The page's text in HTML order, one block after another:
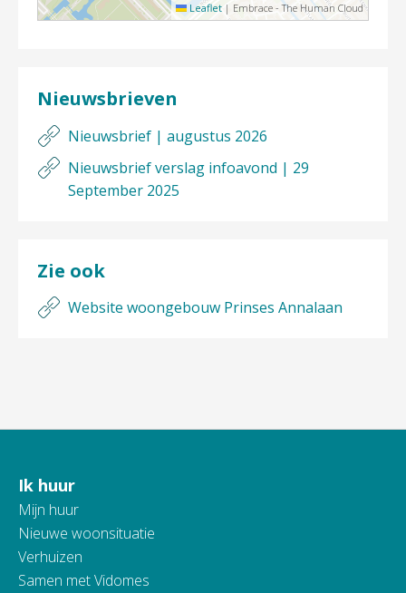
Leaflet | Embrace - The Human Cloud
Nieuwsbrieven
Nieuwsbrief | augustus 2026
Nieuwsbrief verslag infoavond | 29
September 2025
Zie ook
Website woongebouw Prinses Annalaan
Contactinformatie
Ik huur
Mijn huur
Nieuwe woonsituatie
Verhuizen
Samen met Vidomes